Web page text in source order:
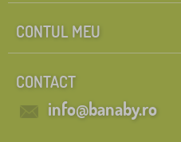
CONTUL MEU
CONTACT
info@banaby.ro